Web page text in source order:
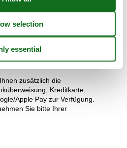
Zusatzleistungen zugebucht
Extras gehört neben einem a la
gerne!
zusätzlich die
Kreditkarte,
Apple Pay zur Verfügung.
Sie bitte Ihrer